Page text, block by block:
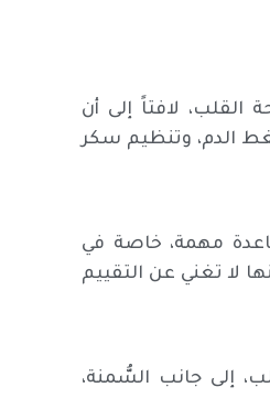
القلب، لافتاً إلى أن
الدم، وتنظيم سكر
مهمة، خاصة في
لا تغني عن التقييم
إلى جانب السُّمنة،